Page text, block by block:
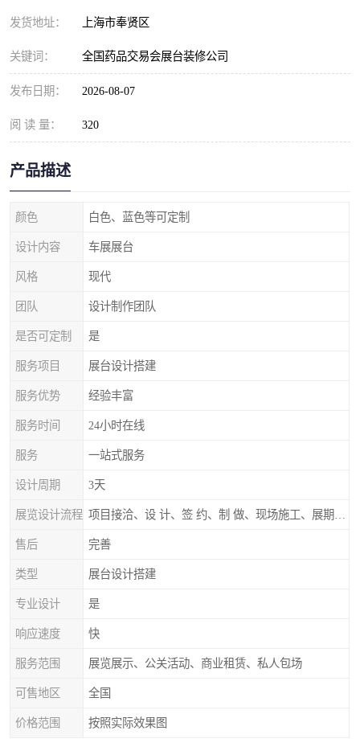
发货地址： 上海市奉贤区
关键词： 全国药品交易会展台装修公司
发布日期： 2026-08-07
阅 读 量： 320
产品描述
颜色 白色、蓝色等可定制
设计内容 车展展台
风格 现代
团队 设计制作团队
是否可定制 是
服务项目 展台设计搭建
服务优势 经验丰富
服务时间 24小时在线
服务 一站式服务
设计周期 3天
展览设计流程
售后 完善
类型 展台设计搭建
专业设计 是
响应速度 快
服务范围 展览展示、公关活动、商业租赁、私人包场
可售地区 全国
价格范围 按照实际效果图